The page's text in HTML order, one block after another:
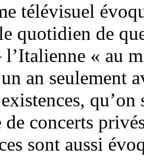
télévisuel
quotidien de
l’Italienne « au
an seulement
qu’on
concerts
sont aussi